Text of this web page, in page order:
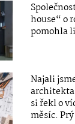
house“ o
pomohla
Najali
si řekl o
měsíc.